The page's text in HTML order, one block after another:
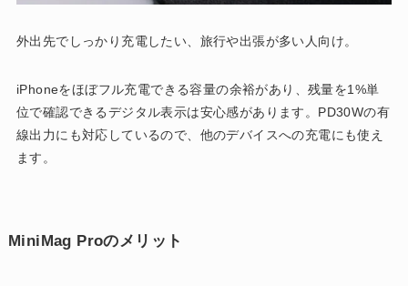
外出先でしっかり充電したい、旅行や出張が多い人向け。
iPhoneをほぼフル充電できる容量の余裕があり、残量を1%単
位で確認できるデジタル表示は安心感があります。PD30Wの有
線出力にも対応しているので、他のデバイスへの充電にも使え
ます。
MiniMag Proのメリット